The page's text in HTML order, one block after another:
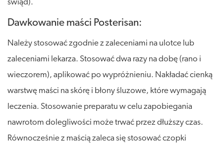
świąd).
Dawkowanie maści Posterisan:
Należy stosować zgodnie z zaleceniami na ulotce lub
zaleceniami lekarza. Stosować dwa razy na dobę (rano i
wieczorem), aplikować po wypróżnieniu. Nakładać cienką
warstwę maści na skórę i błony śluzowe, które wymagają
leczenia. Stosowanie preparatu w celu zapobiegania
nawrotom dolegliwości może trwać przez dłuższy czas.
Równocześnie z maścią zaleca się stosować czopki